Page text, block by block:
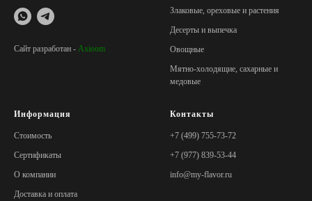
Сайт разработан - Axioom
Злаковые, ореховые и растения
Десерты и выпечка
Овощные
Мятно-холодящие, сахарные и
медовые
Информация
Стоимость
Сертификаты
О компании
Доставка и оплата
Контакты
+7 (499) 755-73-72
+7 (977) 839-53-44
info@my-flavor.ru